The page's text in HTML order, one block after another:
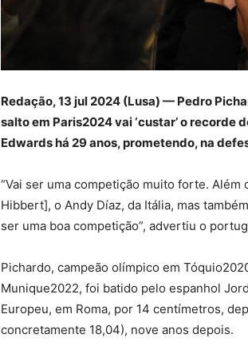
Redação, 13 jul 2024 (Lusa) — Pedro
salto em Paris2024 vai ‘custar’ o
Edwards há 29 anos, prometendo, na
“Vai ser uma competição muito forte.
Hibbert], o Andy Díaz, da Itália, mas
ser uma boa competição”, advertiu o
Pichardo, campeão olímpico em
Munique2022, foi batido pelo espanhol
Europeu, em Roma, por 14 centímetros,
concretamente 18,04), nove anos depois.